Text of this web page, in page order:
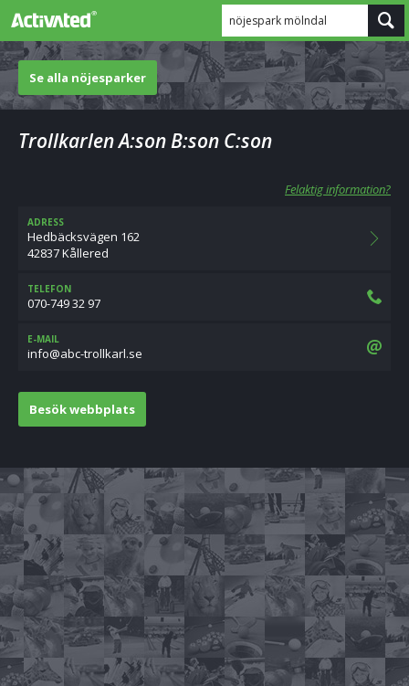
nöjespark mölndal
Se alla nöjesparker
Trollkarlen A:son B:son C:son
Felaktig information?
ADRESS
Hedbäcksvägen 162
42837 Kållered
TELEFON
070-749 32 97
E-MAIL
es.lrakllort-cba@ofni
Besök webbplats